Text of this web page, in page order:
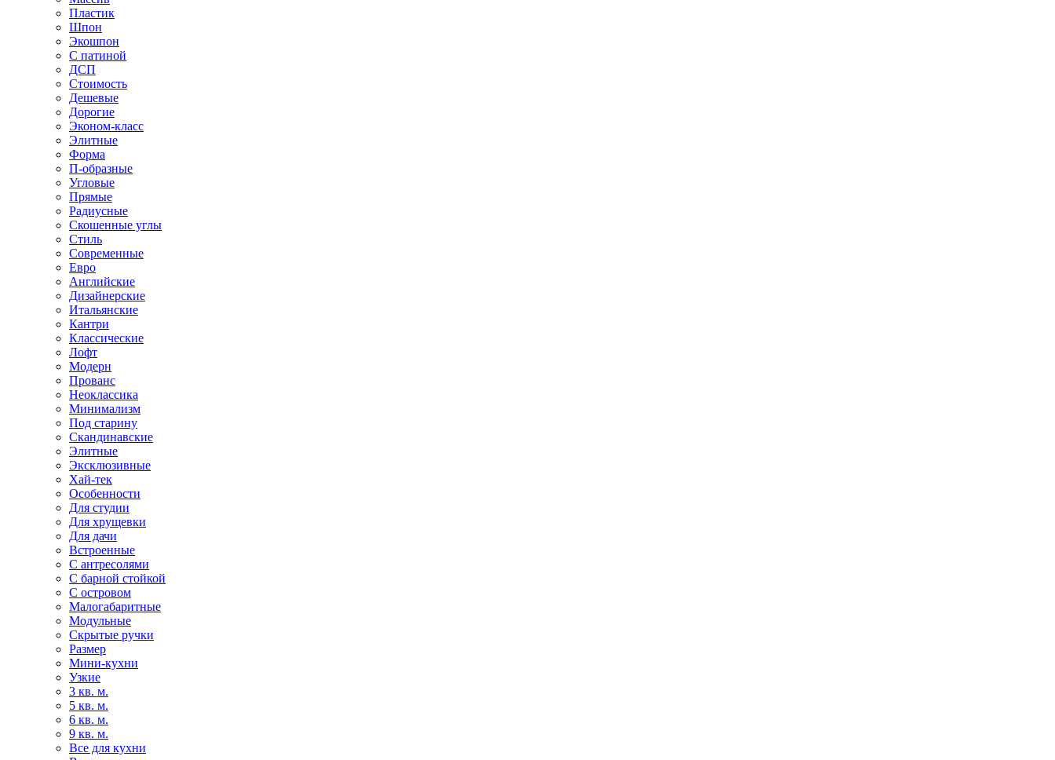
Пластик
Шпон
Экошпон
С патиной
ДСП
Стоимость
Дешевые
Дорогие
Эконом-класс
Элитные
Форма
П-образные
Угловые
Прямые
Радиусные
Скошенные углы
Стиль
Современные
Евро
Английские
Дизайнерские
Итальянские
Кантри
Классические
Лофт
Модерн
Прованс
Неоклассика
Минимализм
Под старину
Скандинавские
Элитные
Эксклюзивные
Хай-тек
Особенности
Для студии
Для хрущевки
Для дачи
Встроенные
С антресолями
С барной стойкой
С островом
Малогабаритные
Модульные
Скрытые ручки
Размер
Мини-кухни
Узкие
3 кв. м.
5 кв. м.
6 кв. м.
9 кв. м.
Все для кухни